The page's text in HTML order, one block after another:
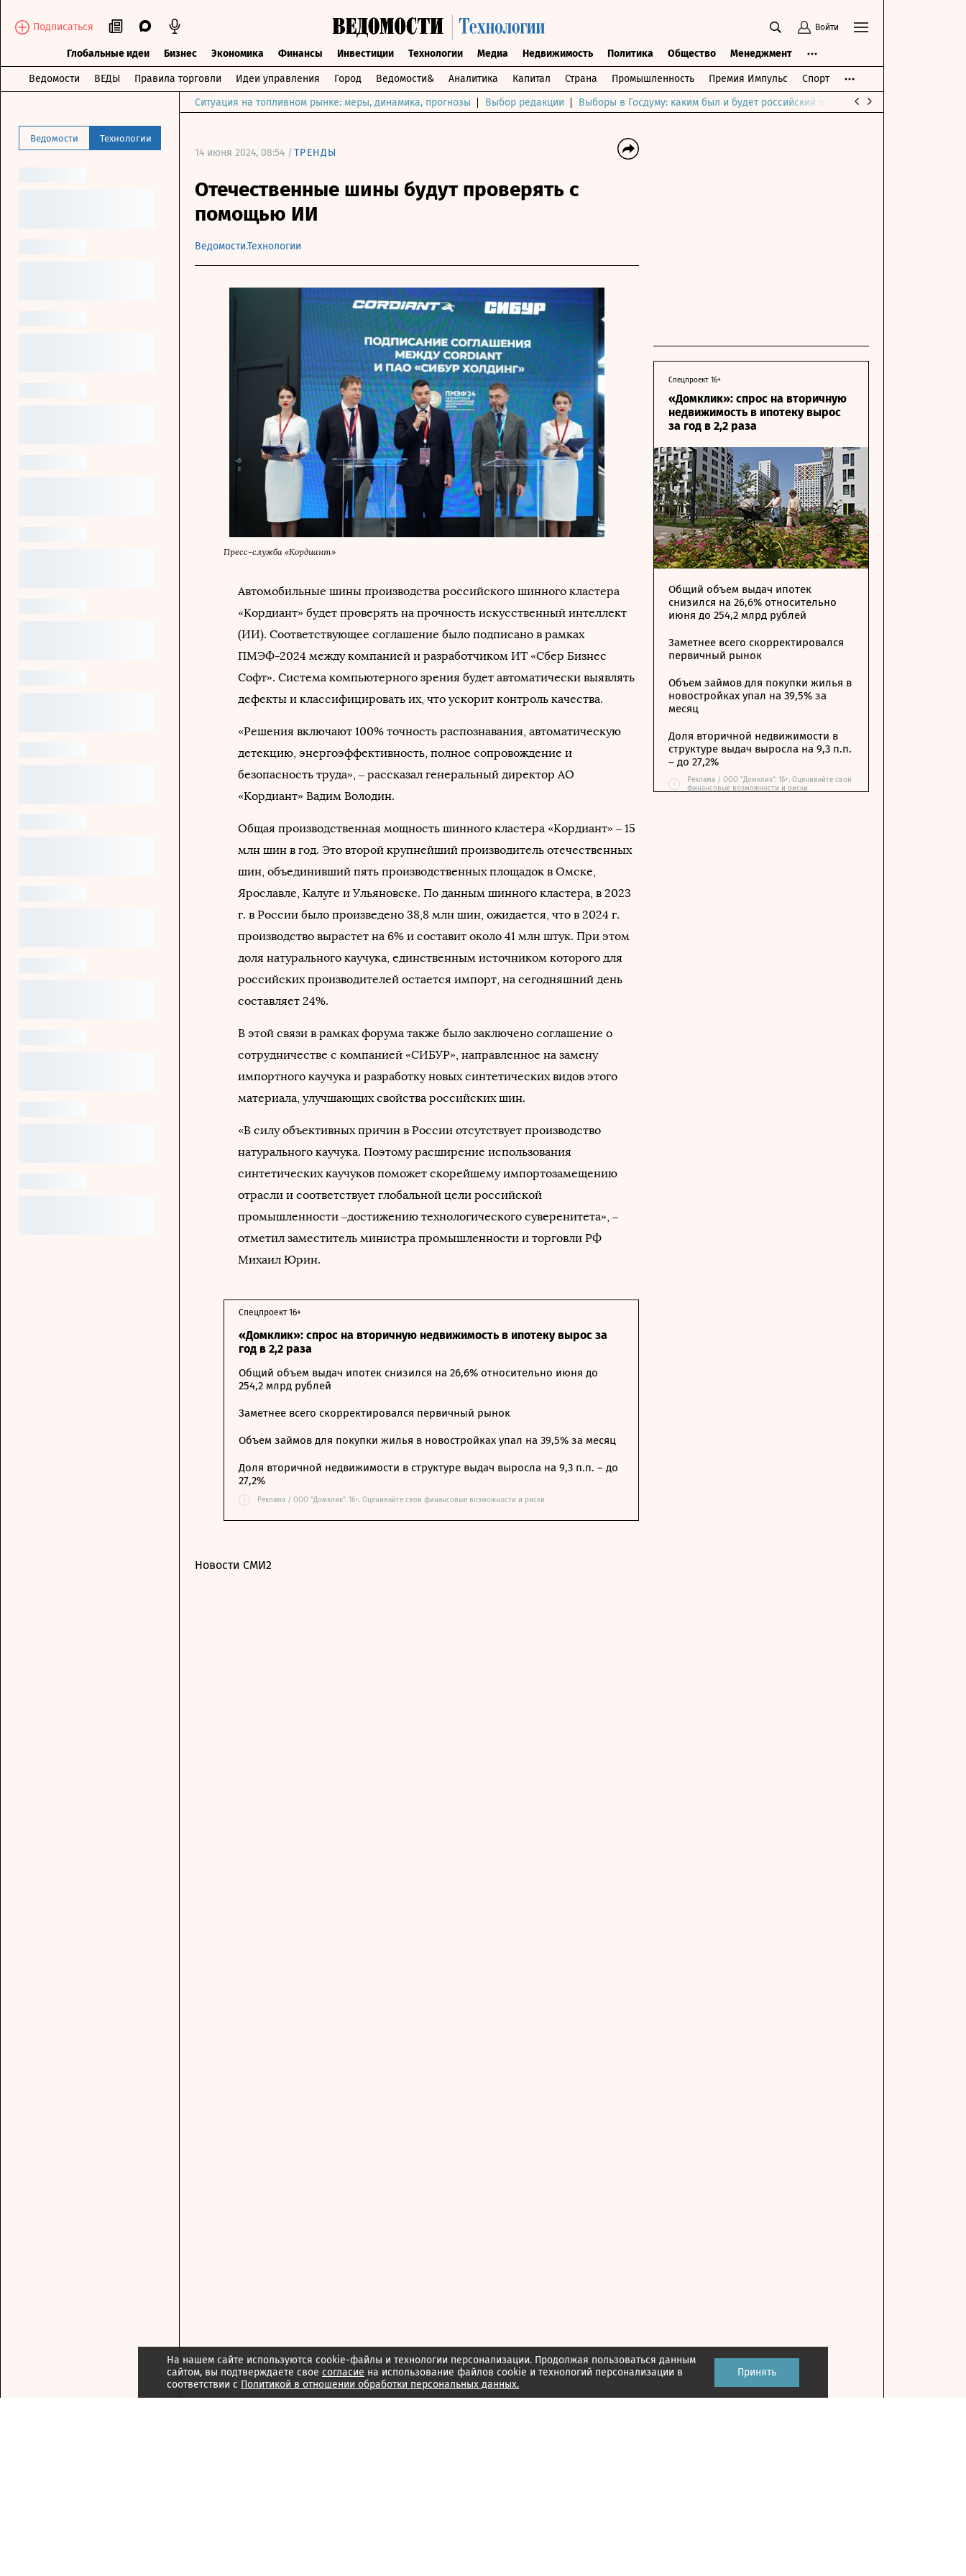
На нашем сайте используются cookie-файлы и технологии персонализации. Продолжая пользоваться данным
сайтом, вы подтверждаете свое согласие на использование файлов cookie и технологий персонализации в
соответствии с Политикой в отношении обработки персональных данных.
Принять
Подписаться Войти
Глобальные идеи Бизнес Экономика Финансы Инвестиции Технологии Медиа Недвижимость Политика Общество Менеджмент
Ведомости ВЕДЫ Правила торговли Идеи управления Город Ведомости& Аналитика Капитал Страна Промышленность Премия Импульс Спорт
Ведомости Технологии
Ситуация на топливном рынке: меры, динамика, прогнозы Выбор редакции Выборы в Госдуму: каким был и будет российский парламент
14 июня 2024, 08:54 /ТРЕНДЫ
Отечественные шины будут проверять с
помощью ИИ
Ведомости.Технологии
Пресс-служба «Кордиант»
Автомобильные шины производства российского шинного кластера
«Кордиант» будет проверять на прочность искусственный интеллект
(ИИ). Соответствующее соглашение было подписано в рамках
ПМЭФ-2024 между компанией и разработчиком ИТ «Сбер Бизнес
Софт». Система компьютерного зрения будет автоматически выявлять
дефекты и классифицировать их, что ускорит контроль качества.
«Решения включают 100% точность распознавания, автоматическую
детекцию, энергоэффективность, полное сопровождение и
безопасность труда», ‒ рассказал генеральный директор АО
«Кордиант» Вадим Володин.
Общая производственная мощность шинного кластера «Кордиант» – 15
млн шин в год. Это второй крупнейший производитель отечественных
шин, объединивший пять производственных площадок в Омске,
Ярославле, Калуге и Ульяновске. По данным шинного кластера, в 2023
г. в России было произведено 38,8 млн шин, ожидается, что в 2024 г.
производство вырастет на 6% и составит около 41 млн штук. При этом
доля натурального каучука, единственным источником которого для
российских производителей остается импорт, на сегодняшний день
составляет 24%.
В этой связи в рамках форума также было заключено соглашение о
сотрудничестве с компанией «СИБУР», направленное на замену
импортного каучука и разработку новых синтетических видов этого
материала, улучшающих свойства российских шин.
«В силу объективных причин в России отсутствует производство
натурального каучука. Поэтому расширение использования
синтетических каучуков поможет скорейшему импортозамещению
отрасли и соответствует глобальной цели российской
промышленности ‒достижению технологического суверенитета», ‒
отметил заместитель министра промышленности и торговли РФ
Михаил Юрин.
«Домклик»: спрос на вторичную недвижимость в ипотеку вырос за
год в 2,2 раза
Спецпроект 16+
Общий объем выдач ипотек снизился на 26,6% относительно июня до
254,2 млрд рублей
Заметнее всего скорректировался первичный рынок
Объем займов для покупки жилья в новостройках упал на 39,5% за месяц
Доля вторичной недвижимости в структуре выдач выросла на 9,3 п.п. – до
27,2%
i Реклама / ООО "Домклик". 16+. Оценивайте свои финансовые возможности и риски
Спецпроект 16+
«Домклик»: спрос на вторичную
недвижимость в ипотеку вырос
за год в 2,2 раза
Общий объем выдач ипотек
снизился на 26,6% относительно
июня до 254,2 млрд рублей
Заметнее всего скорректировался
первичный рынок
Объем займов для покупки жилья в
новостройках упал на 39,5% за
месяц
Доля вторичной недвижимости в
структуре выдач выросла на 9,3 п.п.
– до 27,2%
i
Реклама / ООО "Домклик". 16+. Оценивайте свои
финансовые возможности и риски
Новости СМИ2